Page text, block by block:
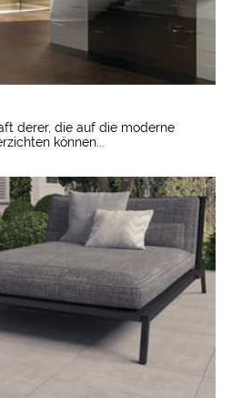
derer, die auf die moderne
können...